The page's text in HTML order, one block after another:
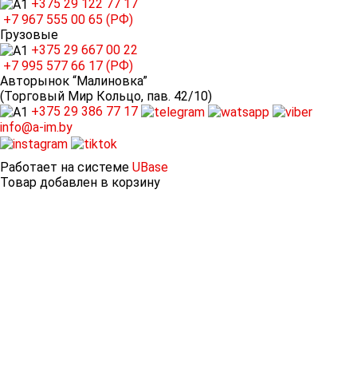
+375 29 122 77 17
+7 967 555 00 65 (РФ)
Грузовые
+375 29 667 00 22
+7 995 577 66 17 (РФ)
Авторынок “Малиновка”
(Торговый Мир Кольцо, пав. 42/10)
+375 29 386 77 17
info@a-im.by
Работает на системе UBase
Товар добавлен в корзину